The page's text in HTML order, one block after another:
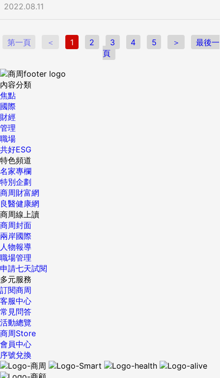
2022.08.11
第一頁 ＜ 1 2 3 4 5 ＞
最後一
頁
內容分類
焦點
國際
財經
管理
職場
共好ESG
特色頻道
名家專欄
特別企劃
商周財富網
良醫健康網
商周線上讀
商周封面
兩岸國際
人物報導
職場管理
申請七天試閱
多元服務
訂閱商周
客服中心
常見問答
活動總覽
商周Store
會員中心
序號兌換